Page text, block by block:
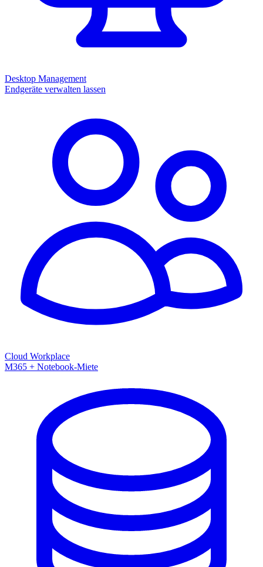
Desktop Management
Endgeräte verwalten lassen
Cloud Workplace
M365 + Notebook-Miete